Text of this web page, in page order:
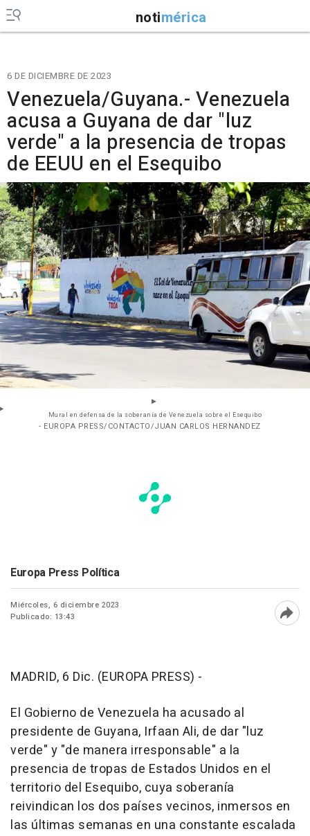
notimérica
6 DE DICIEMBRE DE 2023
Venezuela/Guyana.- Venezuela
acusa a Guyana de dar "luz
verde" a la presencia de tropas
de EEUU en el Esequibo
Mural en defensa de la soberanía de Venezuela sobre el Esequibo
- EUROPA PRESS/CONTACTO/JUAN CARLOS HERNANDEZ
Europa Press Política
Miércoles, 6 diciembre 2023
Publicado: 13:43
MADRID, 6 Dic. (EUROPA PRESS) -
El Gobierno de Venezuela ha acusado al
presidente de Guyana, Irfaan Ali, de dar "luz
verde" y "de manera irresponsable" a la
presencia de tropas de Estados Unidos en el
territorio del Esequibo, cuya soberanía
reivindican los dos países vecinos, inmersos en
las últimas semanas en una constante escalada